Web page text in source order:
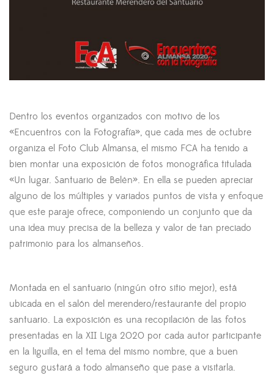
Dentro los eventos organizados con motivo de los
«Encuentros con la Fotografía», que cada mes de octubre
organiza el Foto Club Almansa, el mismo FCA ha tenido a
bien montar una exposición de fotos monográfica titulada
«Un lugar. Santuario de Belén». En ella se pueden apreciar
alguno de los múltiples y variados puntos de vista y enfoque
que este paraje ofrece, componiendo un conjunto que da
una idea muy precisa de la belleza y valor de tan preciado
patrimonio para los almanseños.
Montada en el santuario (ningún otro sitio mejor), está
ubicada en el salón del merendero/restaurante del propio
santuario. La exposición es una recopilación de las fotos
presentadas en la XII Liga 2020 por cada autor participante
en la liguilla, en el tema del mismo nombre, que a buen
seguro gustará a todo almanseño que pase a visitarla.